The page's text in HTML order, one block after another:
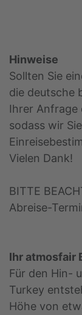
Hinweise
Sollten Sie
die deutsche
Ihrer Anfrage
sodass wir
Vielen Dank!
BITTE
Abreise-
Ihr atmosfair
Für den Hin-
Turkey
Höhe von